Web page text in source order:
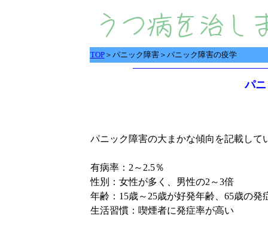
TOP＞パニック障害＞パニック障害の疫学
パ
パニック障害の大まかな傾向を記載して
有病率：2～2.5％
性別：女性が多く、男性の2～3倍
年齢：15歳～25歳が好発年齢、65歳の発
生活習慣：喫煙者に発症率が高い